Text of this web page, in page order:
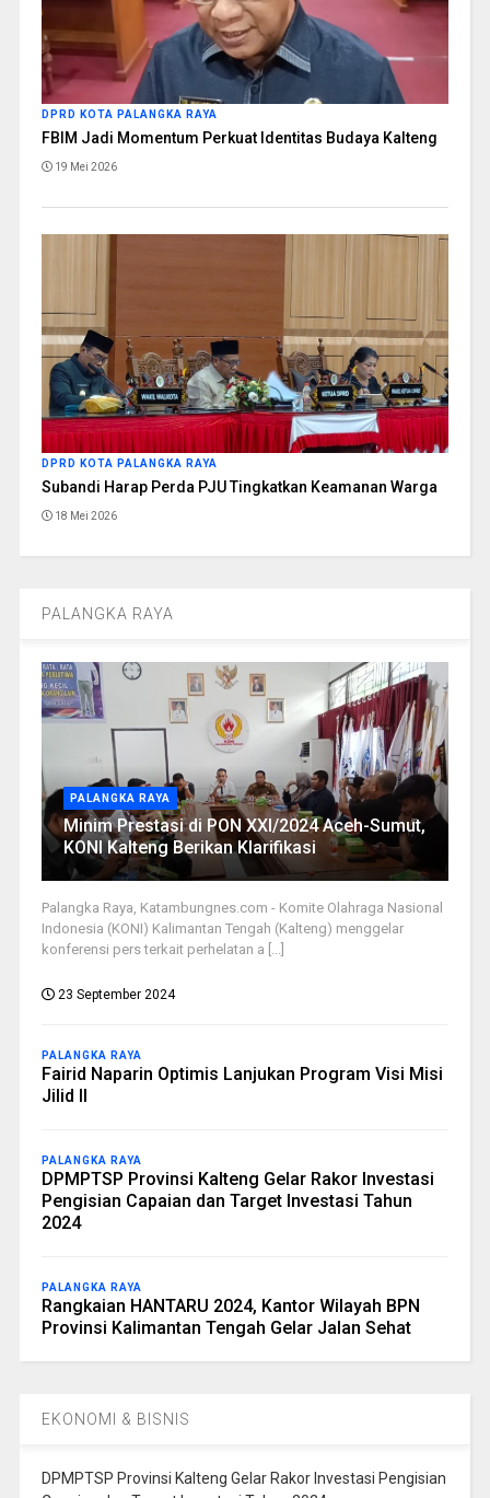
DPRD KOTA PALANGKA RAYA
FBIM Jadi Momentum Perkuat Identitas Budaya Kalteng
19 Mei 2026
DPRD KOTA PALANGKA RAYA
Subandi Harap Perda PJU Tingkatkan Keamanan Warga
18 Mei 2026
PALANGKA RAYA
PALANGKA RAYA
Minim Prestasi di PON XXI/2024 Aceh-Sumut,
KONI Kalteng Berikan Klarifikasi
Palangka Raya, Katambungnes.com - Komite Olahraga Nasional
Indonesia (KONI) Kalimantan Tengah (Kalteng) menggelar
konferensi pers terkait perhelatan a [...]
23 September 2024
PALANGKA RAYA
Fairid Naparin Optimis Lanjukan Program Visi Misi
Jilid II
PALANGKA RAYA
DPMPTSP Provinsi Kalteng Gelar Rakor Investasi
Pengisian Capaian dan Target Investasi Tahun
2024
PALANGKA RAYA
Rangkaian HANTARU 2024, Kantor Wilayah BPN
Provinsi Kalimantan Tengah Gelar Jalan Sehat
EKONOMI & BISNIS
DPMPTSP Provinsi Kalteng Gelar Rakor Investasi Pengisian